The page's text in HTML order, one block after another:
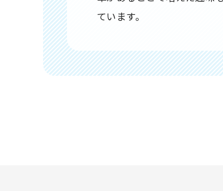
ています。